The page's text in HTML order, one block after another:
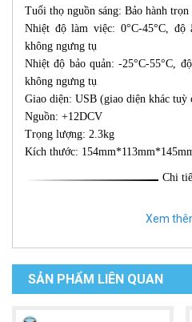
Tuổi thọ nguồn sáng: Bảo hành trọn
Nhiệt độ làm việc: 0°C-45°C, độ
không ngưng tụ
Nhiệt độ bảo quản: -25°C-55°C,
không ngưng tụ
Giao diện: USB (giao diện khác tuỳ
Nguồn: +12DCV
Trọng lượng: 2.3kg
Kích thước:
Chi
Xem
SẢN PHẨM LIÊN QUAN